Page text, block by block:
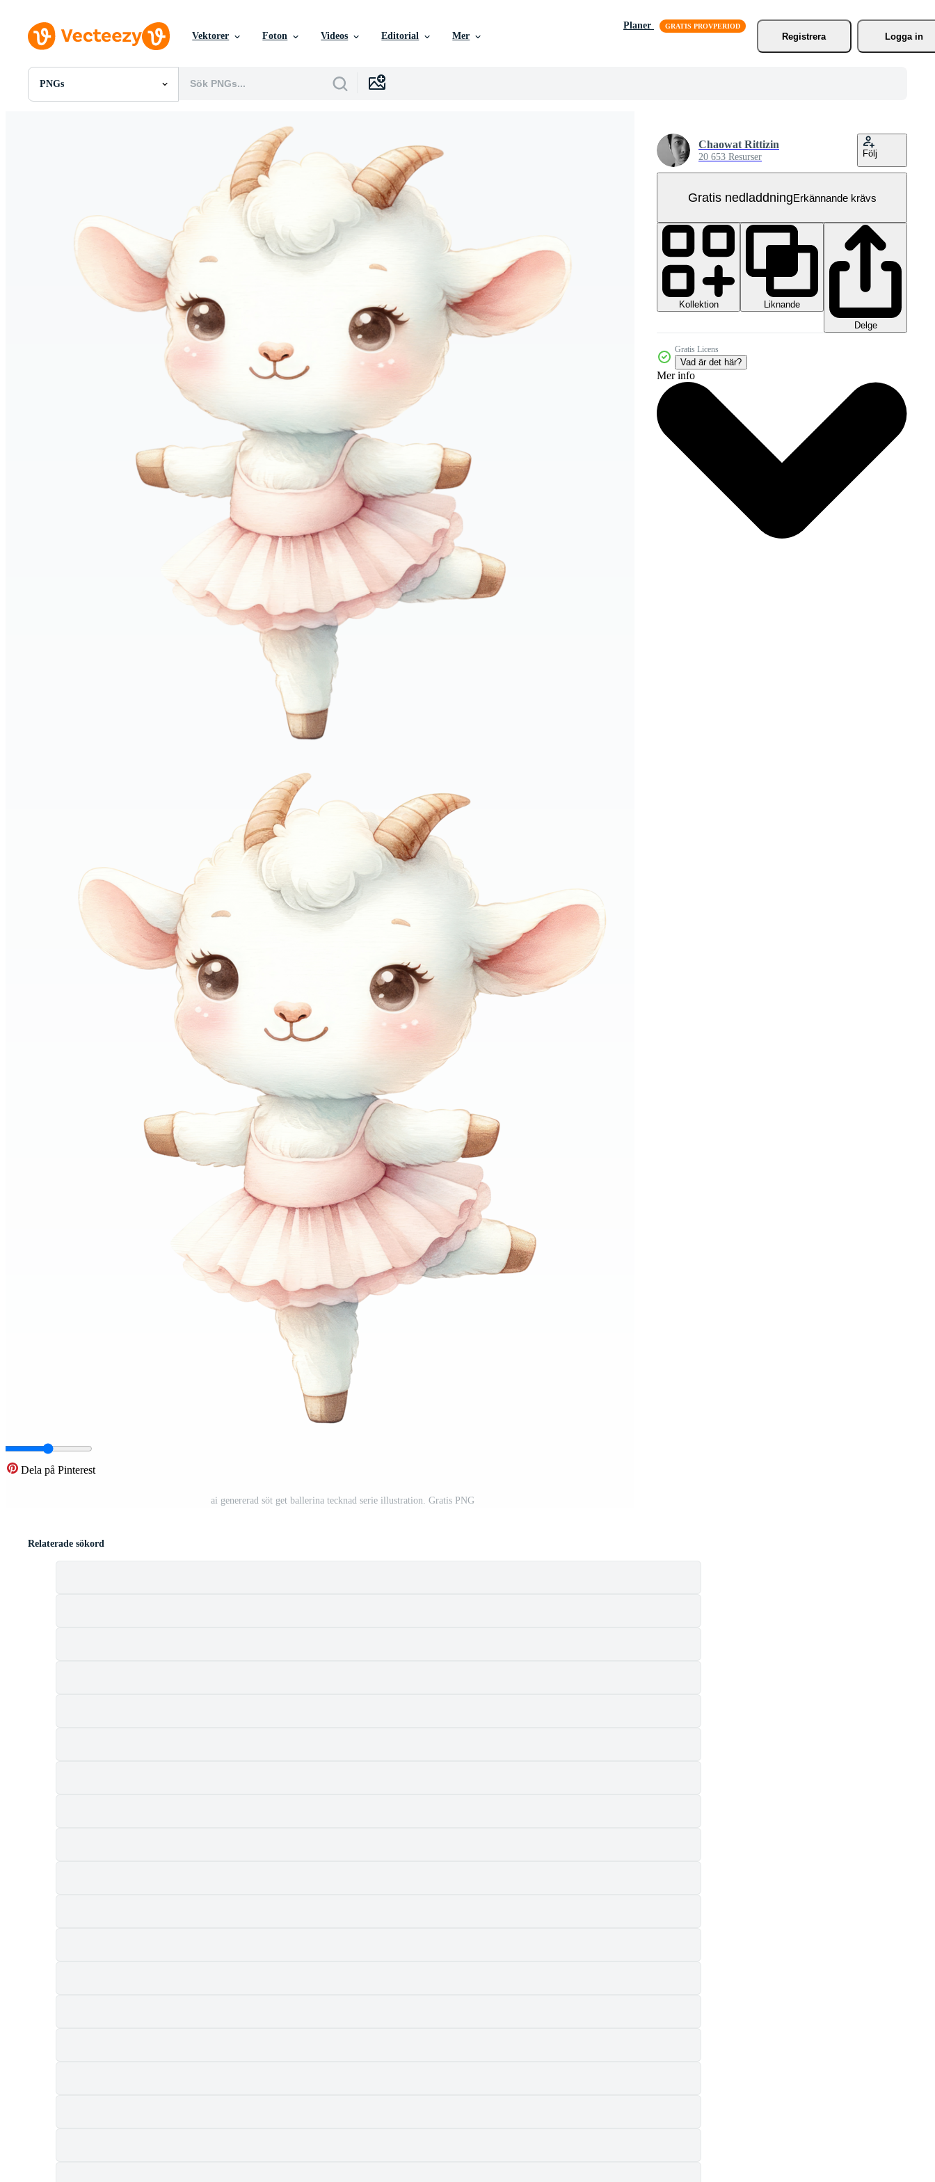
Vektorer Foton Videos Editorial Mer
Planer
Registrera
Logga in
PNGs
Alla Bilder
Rörlig grafik
Redaktionella Bilder
Redaktionella Evenemang
Dela på Pinterest
ai genererad söt get ballerina tecknad serie illustration. Gratis PNG
Chaowat Rittizin
20 653 Resurser Följ
Gratis nedladdningErkännande krävs
Kollektion
Liknande
Delge
Gratis Licens
Vad är det här?
Mer info
Relaterade sökord